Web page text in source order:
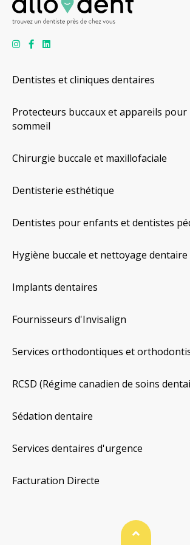
Dentistes et cliniques dentaires
Protecteurs buccaux et appareils pour
sommeil
Chirurgie buccale et maxillofaciale
Dentisterie esthétique
Dentistes pour enfants et dentistes
Hygiène buccale et nettoyage dentaire
Implants dentaires
Fournisseurs d'Invisalign
Services orthodontiques et
RCSD (Régime canadien de soins
Sédation dentaire
Services dentaires d'urgence
Facturation Directe
Haut de